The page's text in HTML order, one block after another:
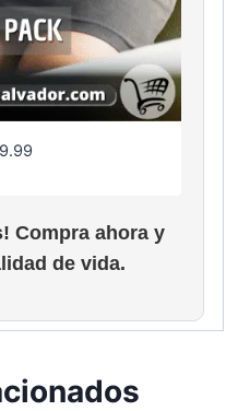
Compra ahora y
de vida.